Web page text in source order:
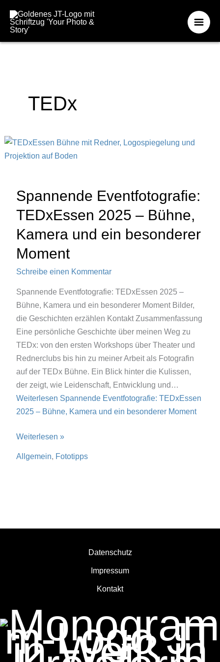
Inhalt
springen
TEDx
Spannende Eventfotografie:
TEDxEssen 2025 – Bühne,
Kamera und ein besonderer
Moment
Schreibe einen Kommentar
Spannende Eventfotografie: TEDxEssen 2025 –
Bühne, Kamera und ein besonderer Moment Bilder,
die Geschichten erzählen Kontakt Zusammenfassung
Eine persönliche Geschichte über meinen Weg zu
TEDx: von den ersten Workshops über Theater und
Rednerclubs bis hin zu meiner Arbeit als Fotografin
auf der TEDx Bühne. Ein Blick hinter die Kulissen,
der zeigt, wie Leidenschaft, Entwicklung und…
Weiterlesen Spannende Eventfotografie: TEDxEssen
2025 – Bühne, Kamera und ein besonderer Moment
Spannende
TEDxEssen
und
Weiterlesen »
Allgemein, Fototipps
Datenschutz
Impressum
Kontakt